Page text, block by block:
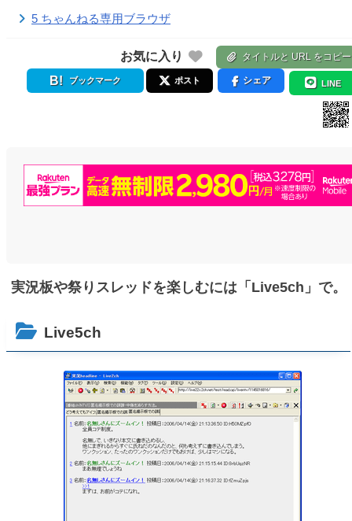
5 ちゃんねる専用ブラウザ
お気に入り タイトルと URL をコピー
ブックマーク ポスト シェア LINE
実況板や祭りスレッドを楽しむには「Live5ch」で。
Live5ch